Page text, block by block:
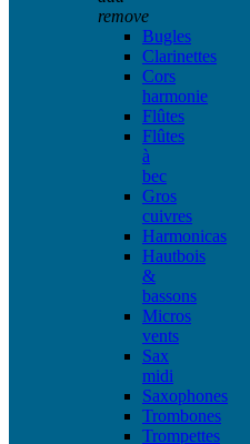
remove
Bugles
Clarinettes
Cors
harmonie
Flûtes
Flûtes
à
bec
Gros
cuivres
Harmonicas
Hautbois
&
bassons
Micros
vents
Sax
midi
Saxophones
Trombones
Trompettes